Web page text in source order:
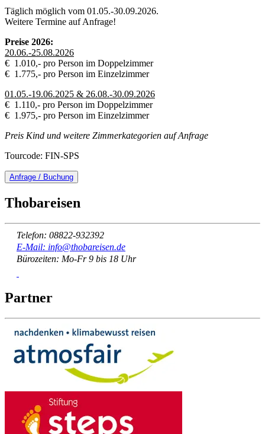
Täglich möglich vom 01.05.-30.09.2026.
Weitere Termine auf Anfrage!
Preise 2026:
20.06.-25.08.2026
€ 1.010,- pro Person im Doppelzimmer
€ 1.775,- pro Person im Einzelzimmer
01.05.-19.06.2025 & 26.08.-30.09.2026
€ 1.110,- pro Person im Doppelzimmer
€ 1.975,- pro Person im Einzelzimmer
Preis Kind und weitere Zimmerkategorien auf Anfrage
Tourcode: FIN-SPS
Anfrage / Buchung
Thobareisen
Telefon: 08822-932392
E-Mail: info@thobareisen.de
Bürozeiten: Mo-Fr 9 bis 18 Uhr
Partner